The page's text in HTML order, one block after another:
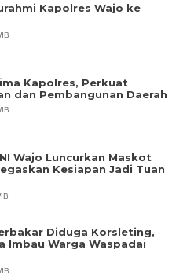
Kapolres Wajo ke
Kapolres, Perkuat
dan Pembangunan Daerah
Wajo Luncurkan Maskot
Kesiapan Jadi Tuan
Diduga Korsleting,
Imbau Warga Waspadai